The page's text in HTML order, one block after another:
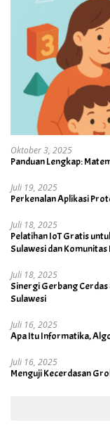
Oktober 3, 2025
Panduan Lengkap:
Juli 19, 2025
Perkenalan Aplikasi
Juli 18, 2025
Pelatihan IoT Gratis
Sulawesi dan Komunitas
Juli 18, 2025
Sinergi Gerbang
Sulawesi
Juli 16, 2025
Apa Itu Informatika,
Juli 16, 2025
Menguji Kecerdasan